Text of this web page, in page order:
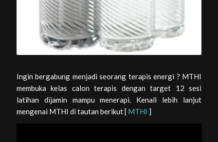
Ingin bergabung menjadi seorang terapis energi ? MTHI
membuka kelas calon terapis dengan target 12 sesi
latihan dijamin mampu menerapi. Kenali lebih lanjut
mengenai MTHI di tautan berikut [ MTHI ]